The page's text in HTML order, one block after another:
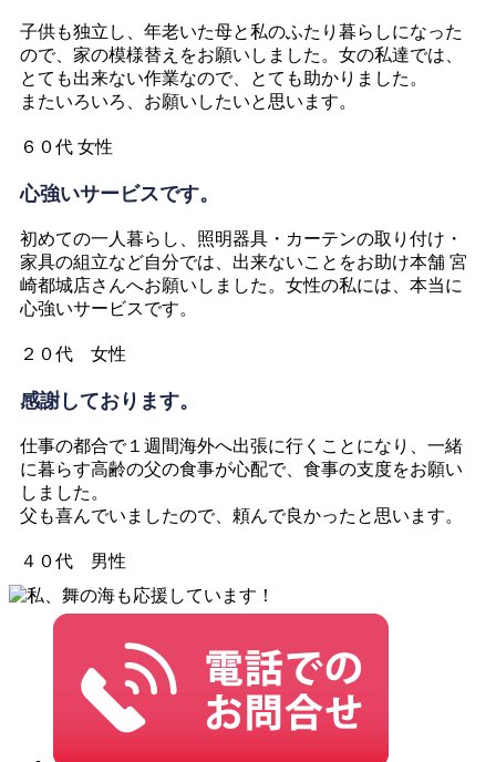
子供も独立し、年老いた母と私のふたり暮らしになった
ので、家の模様替えをお願いしました。女の私達では、
とても出来ない作業なので、とても助かりました。
またいろいろ、お願いしたいと思います。
６０代 女性
心強いサービスです。
初めての一人暮らし、照明器具・カーテンの取り付け・
家具の組立など自分では、出来ないことをお助け本舗 宮
崎都城店さんへお願いしました。女性の私には、本当に
心強いサービスです。
２０代 女性
感謝しております。
仕事の都合で１週間海外へ出張に行くことになり、一緒
に暮らす高齢の父の食事が心配で、食事の支度をお願い
しました。
父も喜んでいましたので、頼んで良かったと思います。
４０代 男性